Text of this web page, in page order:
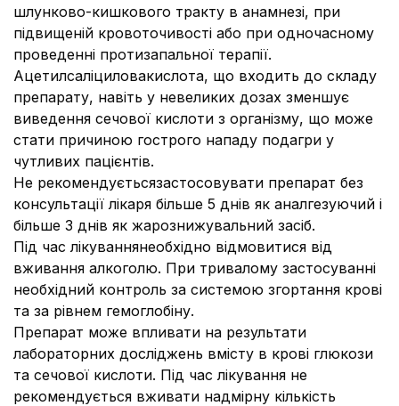
шлунково-кишкового тракту в анамнезі, при
підвищеній кровоточивості або при одночасному
проведенні протизапальної терапії.
Ацетилсаліциловакислота, що входить до складу
препарату, навіть у невеликих дозах зменшує
виведення сечової кислоти з організму, що може
стати причиною гострого нападу подагри у
чутливих пацієнтів.
Не рекомендуєтьсязастосовувати препарат без
консультації лікаря більше 5 днів як аналгезуючий і
більше 3 днів як жарознижувальний засіб.
Під час лікуваннянеобхідно відмовитися від
вживання алкоголю. При тривалому застосуванні
необхідний контроль за системою згортання крові
та за рівнем гемоглобіну.
Препарат може впливати на результати
лабораторних досліджень вмісту в крові глюкози
та сечової кислоти. Під час лікування не
рекомендується вживати надмірну кількість